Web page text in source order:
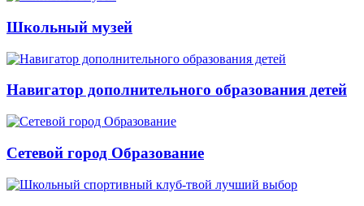
Школьный музей
Навигатор дополнительного образования детей
Сетевой город Образование